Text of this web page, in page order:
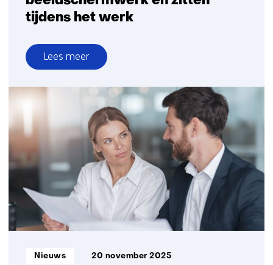
tijdens het werk
Lees meer
over
Drie
over
fysieke
arbeidsbelasting,
beeldschermwerk
en
tijdens
het
Informatietype:
Nieuws 20 november 2025